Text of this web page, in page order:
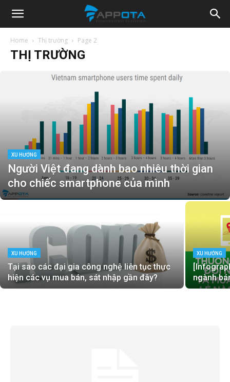
Appota
News
Home Thị trường Page 2
THỊ TRƯỜNG
XU HƯỚNG
Người Việt đang dành bao nhiêu thời gian
cho chiếc smartphone của mình
XU HƯỚNG
Tại sao các đại gia công nghệ liên tục thực
hiện các vụ mua bán, sát nhập gần đây?
XU HƯỚNG
ngành